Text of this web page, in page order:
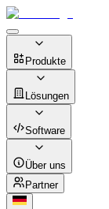
Produkte
Lösungen
Software
Über uns
Partner